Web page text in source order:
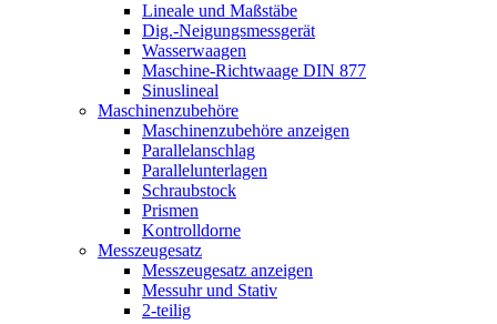
Lineale und Maßstäbe
Dig.-Neigungsmessgerät
Wasserwaagen
Maschine-Richtwaage DIN 877
Sinuslineal
Maschinenzubehöre
Maschinenzubehöre anzeigen
Parallelanschlag
Parallelunterlagen
Schraubstock
Prismen
Kontrolldorne
Messzeugesatz
Messzeugesatz anzeigen
Messuhr und Stativ
2-teilig